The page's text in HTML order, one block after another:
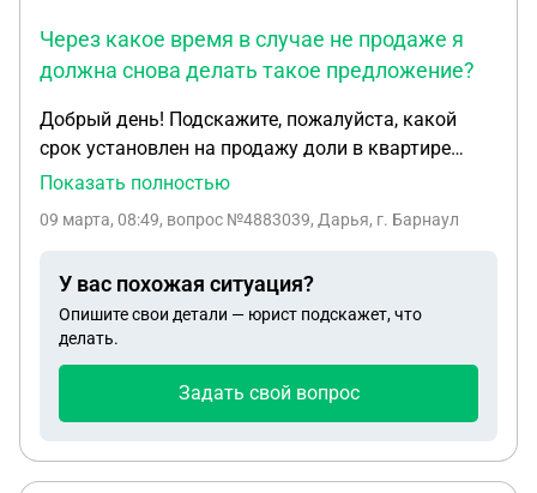
Через какое время в случае не продаже я
должна снова делать такое предложение?
Добрый день! Подскажите, пожалуйста, какой
срок установлен на продажу доли в квартире
после того, как прошел 1 месяц с момента
преимущественного права покупки со
продаже я должна снова делать такое
предложение? При этом цену я опускать не
намерена.
Показать полностью
09 марта, 08:49, вопрос №4883039, Дарья, г. Барнаул
У вас похожая ситуация?
Опишите свои детали — юрист подскажет, что
делать.
Задать свой вопрос